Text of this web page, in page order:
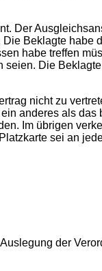
Der
Beklagte habe
habe treffen
seien. Die
nicht zu
anderes als das
Im übrigen
sei an
der